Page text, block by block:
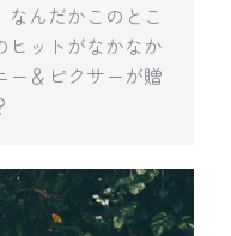
んだかこのとこ
ヒットがなかなか
ー＆ピクサーが贈